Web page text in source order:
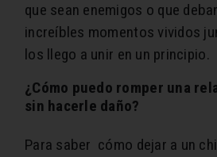
que sean enemigos o que
increíbles momentos vividos
los llego a unir en un principio.
¿Cómo puedo romper una
sin hacerle daño?
Para saber cómo dejar a un